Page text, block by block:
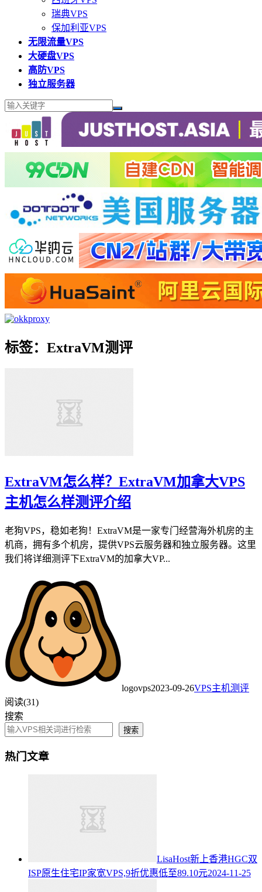
瑞典VPS
保加利亚VPS
无限流量VPS
大硬盘VPS
高防VPS
独立服务器
标签：ExtraVM测评
ExtraVM怎么样？ExtraVM加拿大VPS
主机怎么样测评介绍
老狗VPS，稳如老狗！ExtraVM是一家专门经营海外机房的主
机商，拥有多个机房，提供VPS云服务器和独立服务器。这里
我们将详细测评下ExtraVM的加拿大VP...
logovps2023-09-26VPS主机测评
阅读(31)
搜索
搜索
热门文章
LisaHost新上香港HGC双
ISP原生住宅IP家宽VPS,9折优惠低至89.10元2024-11-25